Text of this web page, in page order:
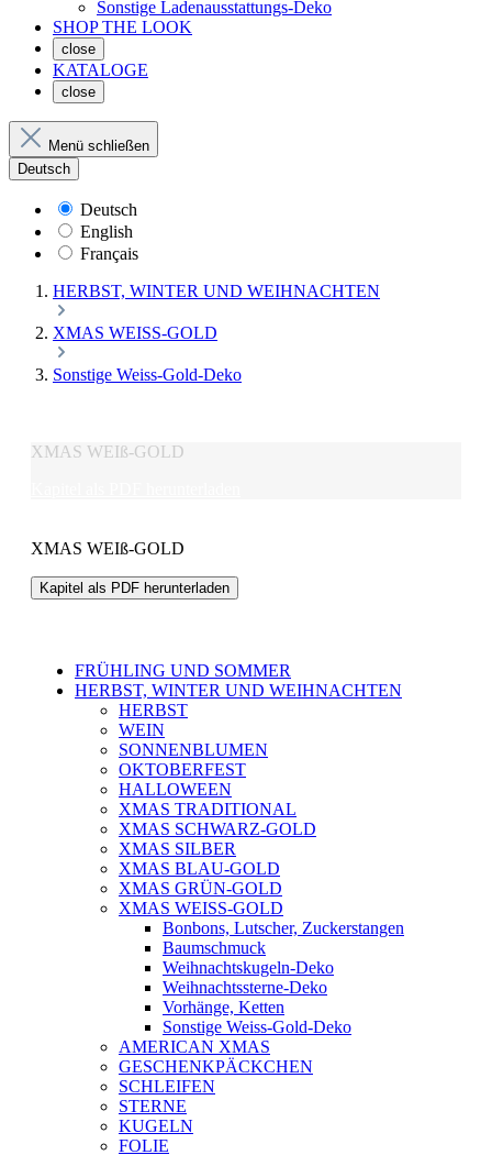
Sonstige Ladenausstattungs-Deko
SHOP THE LOOK
close
KATALOGE
close
Menü schließen
Deutsch
Deutsch
English
Français
HERBST, WINTER UND WEIHNACHTEN
XMAS WEISS-GOLD
Sonstige Weiss-Gold-Deko
XMAS WEIß-GOLD
XMAS WEIß-GOLD
Kapitel als PDF herunterladen
FRÜHLING UND SOMMER
HERBST, WINTER UND WEIHNACHTEN
HERBST
WEIN
SONNENBLUMEN
OKTOBERFEST
HALLOWEEN
XMAS TRADITIONAL
XMAS SCHWARZ-GOLD
XMAS SILBER
XMAS BLAU-GOLD
XMAS GRÜN-GOLD
XMAS WEISS-GOLD
Bonbons, Lutscher, Zuckerstangen
Baumschmuck
Weihnachtskugeln-Deko
Weihnachtssterne-Deko
Vorhänge, Ketten
Sonstige Weiss-Gold-Deko
AMERICAN XMAS
GESCHENKPÄCKCHEN
SCHLEIFEN
STERNE
KUGELN
FOLIE